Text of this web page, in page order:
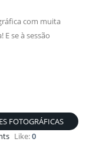
com muita
se à sessão
FOTOGRÁFICAS
Like:0